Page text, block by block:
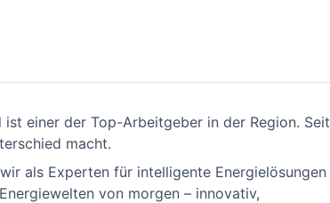
einer der Top-Arbeitgeber in der Region. Seit
macht.
als Experten für intelligente Energielösungen
von morgen – innovativ,